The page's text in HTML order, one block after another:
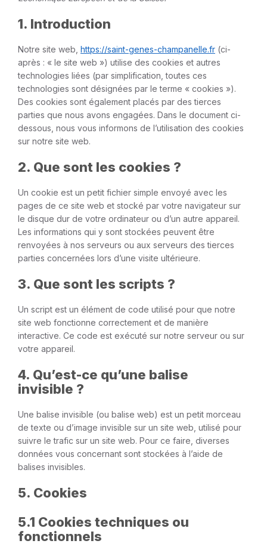
1. Introduction
Notre site web, https://saint-genes-champanelle.fr (ci-
après : « le site web ») utilise des cookies et autres
technologies liées (par simplification, toutes ces
technologies sont désignées par le terme « cookies »).
Des cookies sont également placés par des tierces
parties que nous avons engagées. Dans le document ci-
dessous, nous vous informons de l’utilisation des cookies
sur notre site web.
2. Que sont les cookies ?
Un cookie est un petit fichier simple envoyé avec les
pages de ce site web et stocké par votre navigateur sur
le disque dur de votre ordinateur ou d’un autre appareil.
Les informations qui y sont stockées peuvent être
renvoyées à nos serveurs ou aux serveurs des tierces
parties concernées lors d’une visite ultérieure.
3. Que sont les scripts ?
Un script est un élément de code utilisé pour que notre
site web fonctionne correctement et de manière
interactive. Ce code est exécuté sur notre serveur ou sur
votre appareil.
4. Qu’est-ce qu’une balise
invisible ?
Une balise invisible (ou balise web) est un petit morceau
de texte ou d’image invisible sur un site web, utilisé pour
suivre le trafic sur un site web. Pour ce faire, diverses
données vous concernant sont stockées à l’aide de
balises invisibles.
5. Cookies
5.1 Cookies techniques ou
fonctionnels